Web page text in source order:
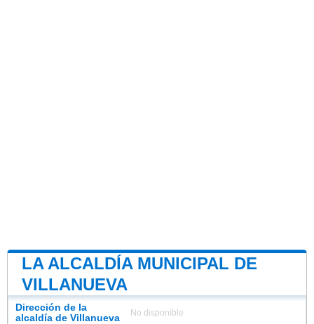
LA ALCALDÍA MUNICIPAL DE
VILLANUEVA
Dirección de la
alcaldía de Villanueva
No disponible